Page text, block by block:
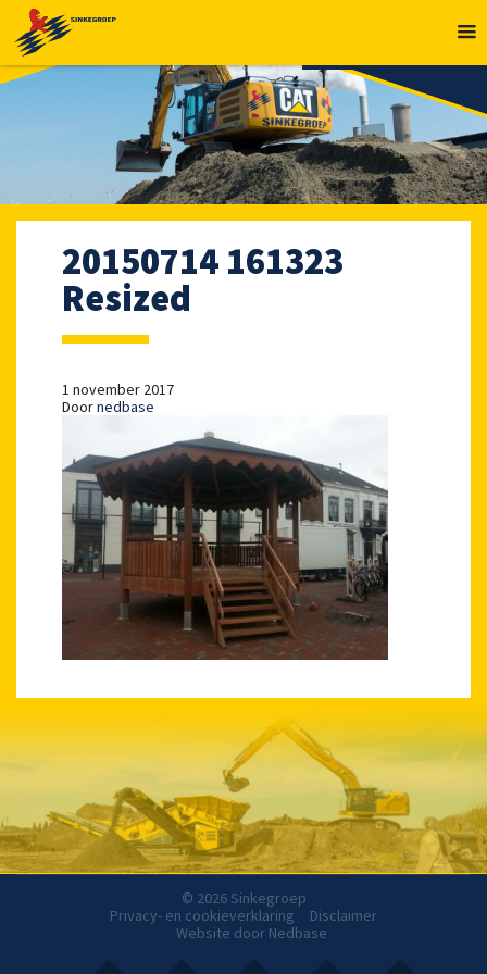
20150714 161323
Resized
1 november 2017
Doornedbase
© 2026 Sinkegroep
Privacy- en cookieverklaring
Disclaimer
Website door Nedbase